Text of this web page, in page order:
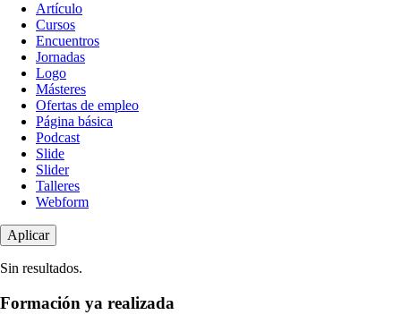
contenido
Artículo
Cursos
Encuentros
Jornadas
Logo
Másteres
Ofertas de empleo
Página básica
Podcast
Slide
Slider
Talleres
Webform
Sin resultados.
Formación ya realizada